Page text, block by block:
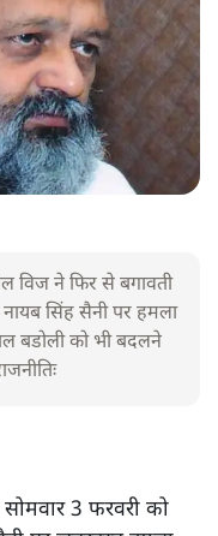
विज ने फिर से बगावती
सिंह सैनी पर हमला
बडोली को भी बदलने
3 फरवरी को